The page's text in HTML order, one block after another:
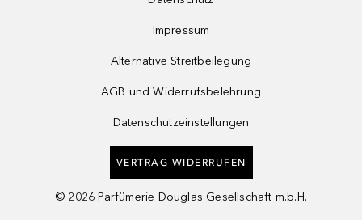
Impressum
Alternative Streitbeilegung
AGB und Widerrufsbelehrung
Datenschutzeinstellungen
VERTRAG WIDERRUFEN
© 2026 Parfümerie Douglas Gesellschaft m.b.H.